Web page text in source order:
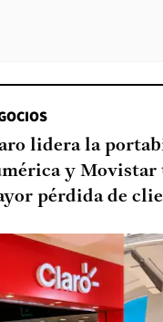
lidera la
y Movistar
pérdida de